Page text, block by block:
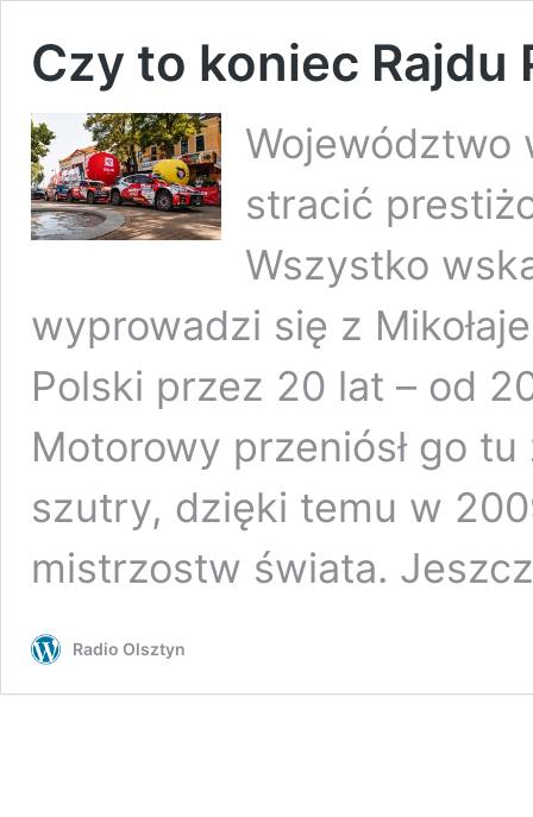
Czy to koniec Rajdu
Województwo
stracić
Wszystko
wyprowadzi się z
Polski przez 20 lat – od
Motorowy przeniósł go
szutry, dzięki temu w
mistrzostw świata.
Radio Olsztyn